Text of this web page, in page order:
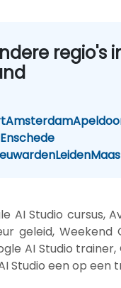
regio's
Amsterdam
Enschede
Leiden
AI Studio cursus,
geleid, Weekend
AI Studio trainer,
Studio een op een